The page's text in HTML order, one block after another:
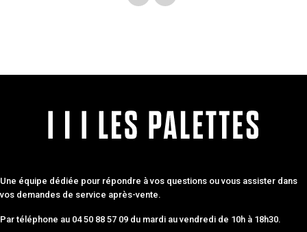
Une équipe dédiée pour répondre à vos questions ou vous assister dans
vos demandes de service après-vente.
Par téléphone au 04 50 88 57 09 du mardi au vendredi de 10h à 18h30.